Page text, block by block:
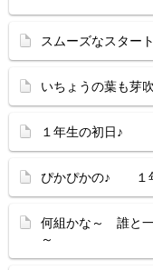
スムーズなスター
いちょうの葉も芽
１年生の初日♪
ぴかぴかの♪
何組かな～ 誰
～